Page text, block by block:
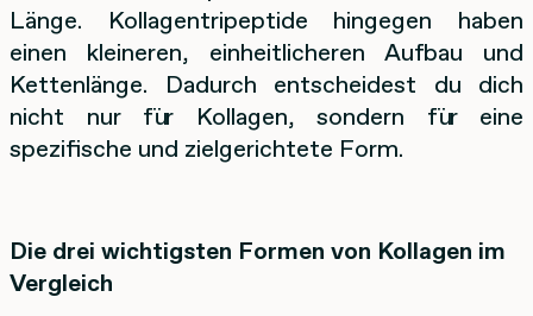
Länge. Kollagentripeptide hingegen haben
einen kleineren, einheitlicheren Aufbau und
Kettenlänge. Dadurch entscheidest du dich
nicht nur für Kollagen, sondern für eine
spezifische und zielgerichtete Form.
Die drei wichtigsten Formen von Kollagen im
Vergleich